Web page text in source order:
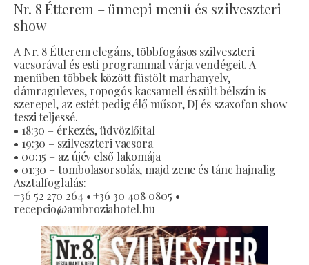
Nr. 8 Étterem – ünnepi menü és szilveszteri
show
A Nr. 8 Étterem elegáns, többfogásos szilveszteri
vacsorával és esti programmal várja vendégeit. A
menüben többek között füstölt marhanyelv,
dámraguleves, ropogós kacsamell és sült bélszín is
szerepel, az estét pedig élő műsor, DJ és szaxofon show
teszi teljessé.
• 18:30 – érkezés, üdvözlőital
• 19:30 – szilveszteri vacsora
• 00:15 – az újév első lakomája
• 01:30 – tombolasorsolás, majd zene és tánc hajnalig
Asztalfoglalás:
+36 52 270 264 • +36 30 408 0805 •
recepcio@ambroziahotel.hu